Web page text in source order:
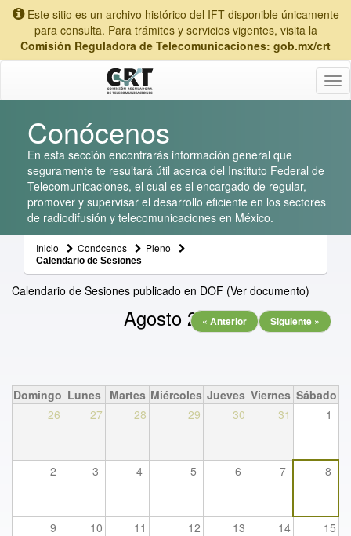
Este sitio es un archivo histórico del IFT disponible únicamente
para consulta. Para trámites y servicios vigentes, visita la
Comisión Reguladora de Telecomunicaciones: gob.mx/crt
Conócenos
En esta sección encontrarás información general que
seguramente te resultará útil acerca del Instituto Federal de
Telecomunicaciones, el cual es el encargado de regular,
promover y supervisar el desarrollo eficiente en los sectores
de radiodifusión y telecomunicaciones en México.
Inicio Conócenos Pleno
Calendario de Sesiones
Calendario de Sesiones publicado en DOF (Ver documento)
Agosto 2026
« Anterior Siguiente »
Domingo Lunes Martes Miércoles Jueves Viernes Sábado
26
27 28 29 30 31 1
2 3 4 5 6 7 8
9 10 11 12 13 14 15